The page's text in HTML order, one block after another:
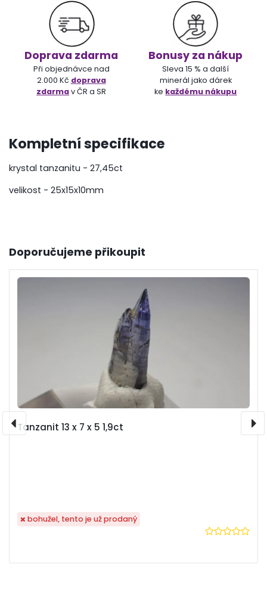
Doprava zdarma
Při objednávce nad
2.000 Kč doprava
zdarmav ČR a SR
Bonusy za nákup
Sleva 15 % a další
minerál jako dárek
ke každému nákupu
Kompletní specifikace
krystal tanzanitu - 27,45ct
velikost - 25x15x10mm
Doporučujeme přikoupit
Tanzanit 13 x 7 x 5 1,9ct
bohužel, tento je už prodaný